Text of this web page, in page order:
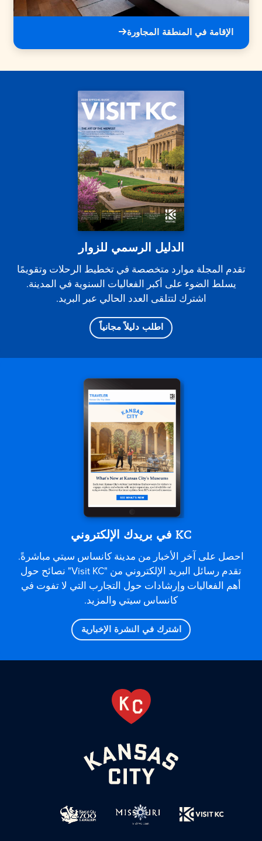
الإقامة في المنطقة المجاورة
الدليل الرسمي للزوار
تقدم المجلة موارد متخصصة في تخطيط الرحلات وتقويمًا
يسلط الضوء على أكبر الفعاليات السنوية في المدينة.
اشترك لتتلقى العدد الحالي عبر البريد.
اطلب دليلاً مجانياً
KC في بريدك الإلكتروني
احصل على آخر الأخبار من مدينة كانساس سيتي مباشرةً.
تقدم رسائل البريد الإلكتروني من "Visit KC" نصائح حول
أهم الفعاليات وإرشادات حول التجارب التي لا تفوت في
كانساس سيتي والمزيد.
اشترك في النشرة الإخبارية